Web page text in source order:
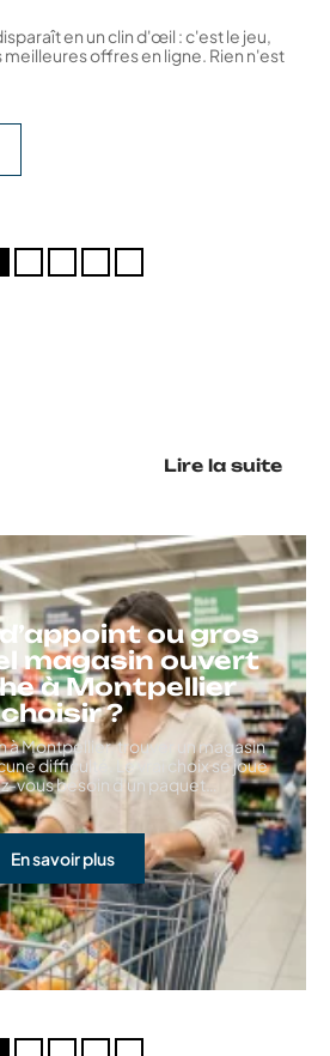
en un clin d'œil : c'est le jeu,
offres en ligne. Rien n'est
Lire la suite
ou gros
magasin ouvert
à Montpellier
choisir ?
à Montpellier, trouver un magasin
difficulté. Le vrai choix se joue
vous besoin d'un paquet…
En savoir plus